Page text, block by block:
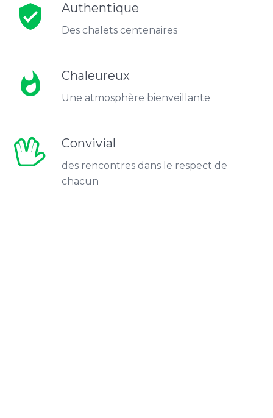
verified_user Authentique
Des chalets centenaires
whatshot Chaleureux
Une atmosphère bienveillante
Convivial
des rencontres dans le respect de
chacun